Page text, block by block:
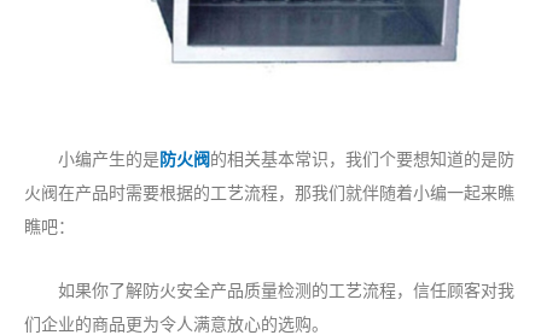
小编产生的是防火阀的相关基本常识，我们个要想知道的是防
火阀在产品时需要根据的工艺流程，那我们就伴随着小编一起来瞧
瞧吧：
如果你了解防火安全产品质量检测的工艺流程，信任顾客对我
们企业的商品更为令人满意放心的选购。